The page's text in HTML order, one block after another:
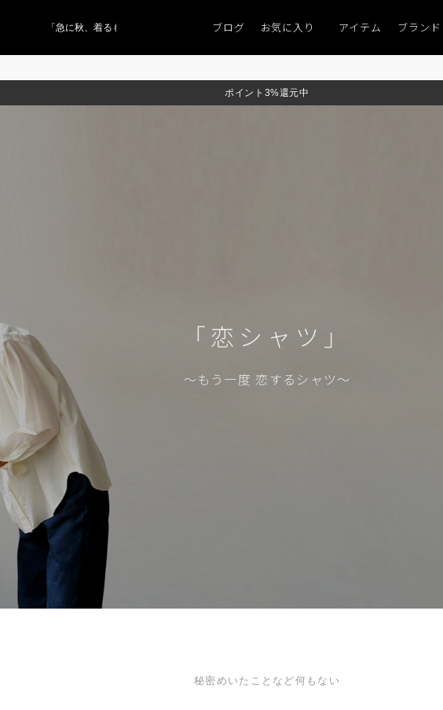
「急に秋、着るものがない」 「キレイなニット」 ポイント9％「マンスリーポイントキャン
ブログ お気に入り アイテム ブランド
ポイント3%還元中
「恋シャツ」
〜もう一度 恋するシャツ〜
秘密めいたことなど何もない